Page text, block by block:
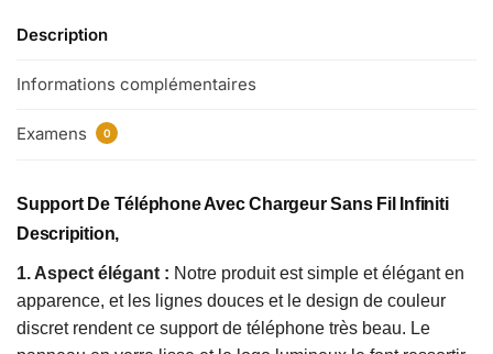
Description
Informations complémentaires
Examens 0
Support De Téléphone Avec Chargeur Sans Fil Infiniti
Descripition,
1. Aspect élégant : Notre produit est simple et élégant en
apparence, et les lignes douces et le design de couleur
discret rendent ce support de téléphone très beau. Le